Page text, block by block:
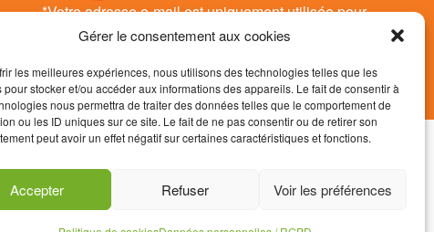
Gérer le consentement aux cookies
les meilleures expériences, nous utilisons des technologies telles que les
pour stocker et/ou accéder aux informations des appareils. Le fait de consentir à
nous permettra de traiter des données telles que le comportement de
ou les ID uniques sur ce site. Le fait de ne pas consentir ou de retirer son
peut avoir un effet négatif sur certaines caractéristiques et fonctions.
Accepter Refuser Voir les préférences
*Votre adresse e-mail est uniquement utilisée pour
vous envoyer notre newsletter. Vous pouvez vous
/ RGPD
Mentions légales